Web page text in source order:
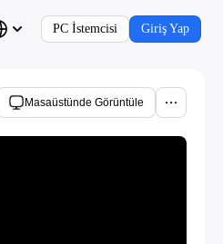
PC İstemcisi Giriş Yap
Masaüstünde Görüntüle